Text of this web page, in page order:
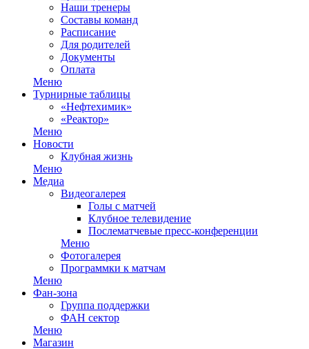
Наши тренеры
Составы команд
Расписание
Для родителей
Документы
Оплата
Меню
Турнирные таблицы
«Нефтехимик»
«Реактор»
Меню
Новости
Клубная жизнь
Меню
Медиа
Видеогалерея
Голы с матчей
Клубное телевидение
Послематчевые пресс-конференции
Меню
Фотогалерея
Программки к матчам
Меню
Фан-зона
Группа поддержки
ФАН сектор
Меню
Магазин